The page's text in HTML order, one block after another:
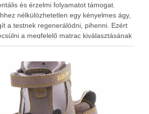
és érzelmi folyamatot támogat.
nélkülözhetetlen egy kényelmes ágy,
a testnek regenerálódni, pihenni. Ezért
a megfelelő matrac kiválasztásának
idején pihenésre kapcsol az agy és a